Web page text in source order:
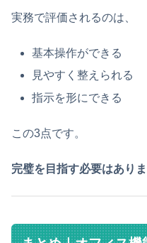
実務で評価されるのは、
基本操作ができる
見やすく整えられる
指示を形にできる
この3点です。
完璧を目指す必要はありま